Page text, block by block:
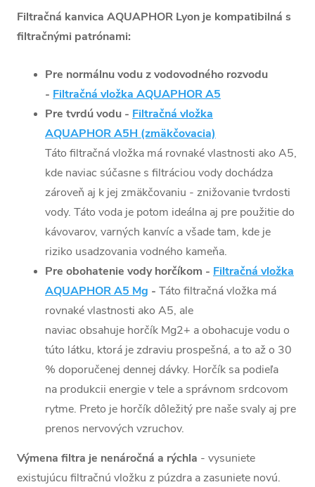
Filtračná kanvica AQUAPHOR Lyon je kompatibilná s
filtračnými patrónami:
Pre normálnu vodu z vodovodného rozvodu
- Filtračná vložka AQUAPHOR A5
Pre tvrdú vodu - Filtračná vložka
AQUAPHOR A5H (zmäkčovacia)
Táto filtračná vložka má rovnaké vlastnosti ako A5,
kde naviac súčasne s filtráciou vody dochádza
zároveň aj k jej zmäkčovaniu - znižovanie tvrdosti
vody. Táto voda je potom ideálna aj pre použitie do
kávovarov, varných kanvíc a všade tam, kde je
riziko usadzovania vodného kameňa.
Pre obohatenie vody horčíkom - Filtračná vložka
AQUAPHOR A5 Mg - Táto filtračná vložka má
rovnaké vlastnosti ako A5, ale
naviac obsahuje horčík Mg2+ a obohacuje vodu o
túto látku, ktorá je zdraviu prospešná, a to až o 30
% doporučenej dennej dávky. Horčík sa podieľa
na produkcii energie v tele a správnom srdcovom
rytme. Preto je horčík dôležitý pre naše svaly aj pre
prenos nervových vzruchov.
Výmena filtra je nenáročná a rýchla - vysuniete
existujúcu filtračnú vložku z púzdra a zasuniete novú.